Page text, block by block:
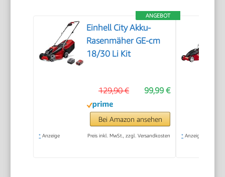
ANGEBOT
Einhell City Akku-
Rasenmäher GE-cm
18/30 Li Kit
99,99 €
129,90 €
Bei Amazon ansehen
* Anzeige Preis inkl. MwSt., zzgl. Versandkosten * Anzeige